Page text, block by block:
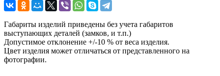
Габариты изделий приведены без учета габаритов
выступающих деталей (замков, и т.п.)
Допустимое отклонение +/-10 % от веса изделия.
Цвет изделия может отличаться от представленного на
фотографии.